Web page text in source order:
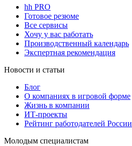
hh PRO
Готовое резюме
Все сервисы
Хочу у вас работать
Производственный календарь
Экспертная рекомендация
Новости и статьи
Блог
О компаниях в игровой форме
Жизнь в компании
ИТ-проекты
Рейтинг работодателей России
Молодым специалистам